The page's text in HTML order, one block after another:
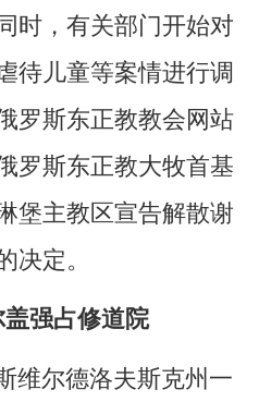
时，有关部门开始对
待儿童等案情进行调
罗斯东正教教会网站
罗斯东正教大牧首基
堡主教区宣告解散谢
决定。
盖强占修道院
维尔德洛夫斯克州一